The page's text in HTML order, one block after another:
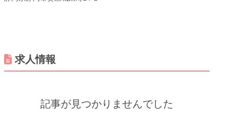
求人情報
記事が見つかりませんでした